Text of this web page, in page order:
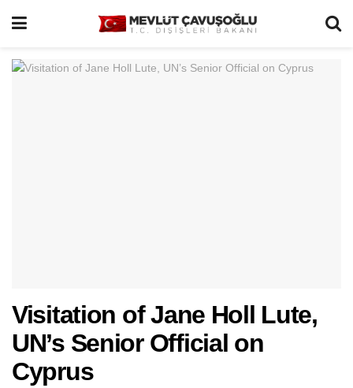
Visitation of Jane Holl Lute,
UN’s Senior Official on
Cyprus